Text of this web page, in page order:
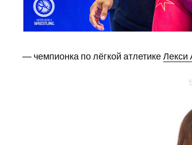
— чемпионка по лёгкой атлетикеЛекси